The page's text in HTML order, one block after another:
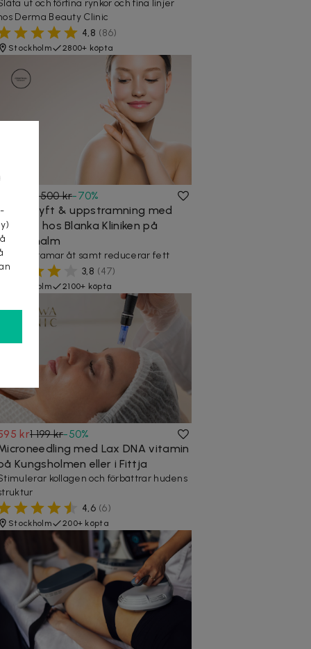
ut och förfina rynkor och fina linjer
Derma Beauty Clinic
4,8 (86)
Stockholm 2800+ köpta
2 500 kr-70%
& uppstramning med
12D hos Blanka Kliniken på
stramar åt samt reducerar fett
3,8 (47)
Stockholm 2100+ köpta
kr1 199 kr-50%
med Lax DNA vitamin
Kungsholmen eller i Fittja
kollagen och förbättrar hudens
4,6 (6)
Stockholm 200+ köpta